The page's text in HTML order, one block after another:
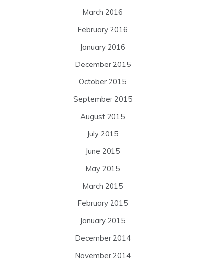
March 2016
February 2016
January 2016
December 2015
October 2015
September 2015
August 2015
July 2015
June 2015
May 2015
March 2015
February 2015
January 2015
December 2014
November 2014